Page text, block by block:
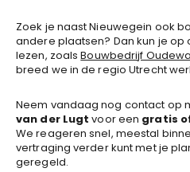
Zoek je naast Nieuwegein ook
andere plaatsen? Dan kun je
lezen, zoalsBouwbedrijf
breed we in de regio Utrecht
Neem vandaag nog contact op
van der Lugt voor een gratis
We reageren snel, meestal
vertraging verder kunt met je
geregeld.